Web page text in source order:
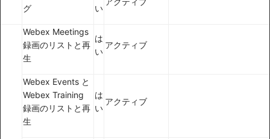
グ い
Webex Meetings
録画のリストと再
生
は
い
アクティブ
Webex Events と
Webex Training
録画のリストと再
生
は
い
アクティブ